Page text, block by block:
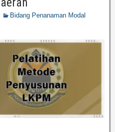
Bidang Penanaman Modal